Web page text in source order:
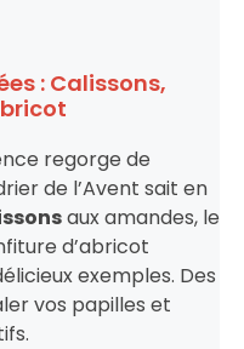
: Calissons,
regorge de
de l’Avent sait en
aux amandes, le
d’abricot
exemples. Des
vos papilles et